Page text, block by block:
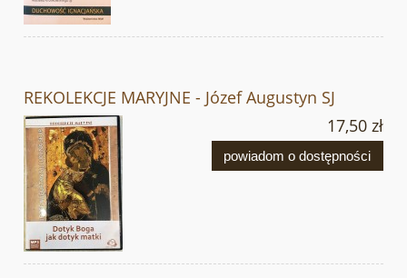
REKOLEKCJE MARYJNE - Józef Augustyn SJ
17,50 zł
powiadom o dostępności